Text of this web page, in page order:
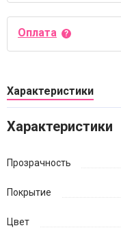
Оплата
Характеристики
Характеристики
Прозрачность
Покрытие
Цвет